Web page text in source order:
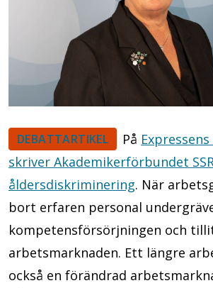
DEBATTARTIKEL På
skriver Akademikerförbundet
åldersdiskriminering. När
bort erfaren personal
kompetensförsörjningen och
arbetsmarknaden. Ett längre
också en förändrad